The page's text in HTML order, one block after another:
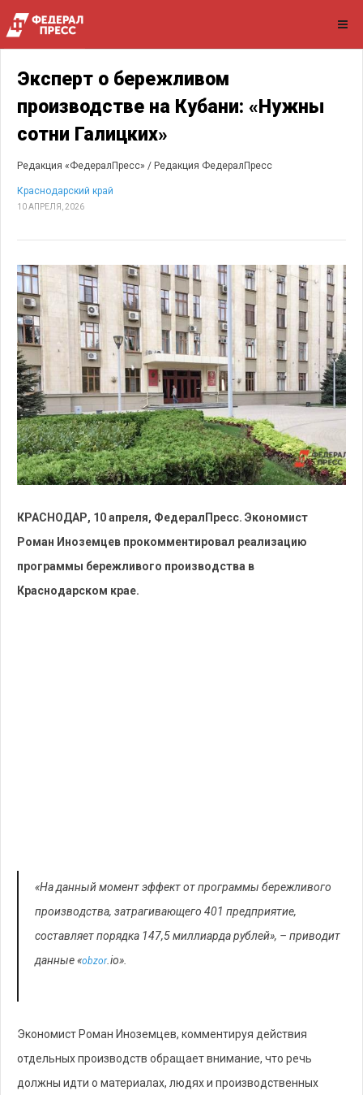
Эксперт о бережливом
производстве на Кубани: «Нужны
сотни Галицких»
Редакция «ФедералПресс» / Редакция ФедералПресс
Краснодарский край
10 АПРЕЛЯ, 2026
КРАСНОДАР, 10 апреля, ФедералПресс. Экономист
Роман Иноземцев прокомментировал реализацию
программы бережливого производства в
Краснодарском крае.
«На данный момент эффект от программы бережливого
производства, затрагивающего 401 предприятие,
составляет порядка 147,5 миллиарда рублей», – приводит
данные «obzor.io».
Экономист Роман Иноземцев, комментируя действия
отдельных производств обращает внимание, что речь
должны идти о материалах, людях и производственных